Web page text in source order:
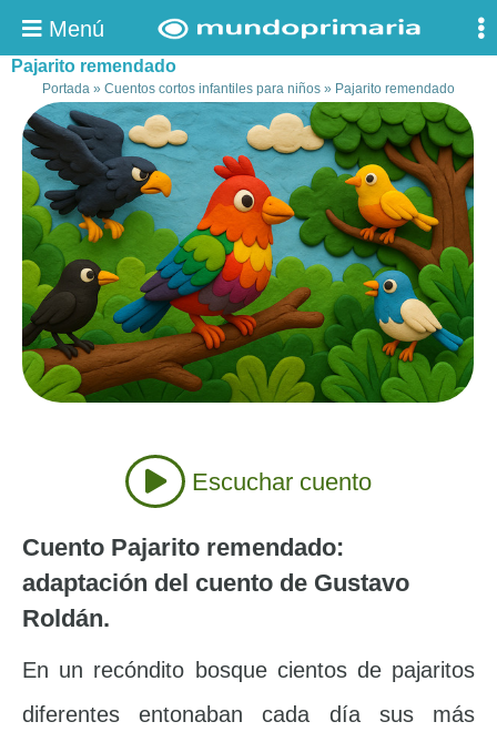
Menú
Pajarito remendado
Portada » Cuentos cortos infantiles para niños » Pajarito remendado
Escuchar cuento
Cuento Pajarito remendado:
adaptación del cuento de Gustavo
Roldán.
En un recóndito bosque cientos de pajaritos
diferentes entonaban cada día sus más